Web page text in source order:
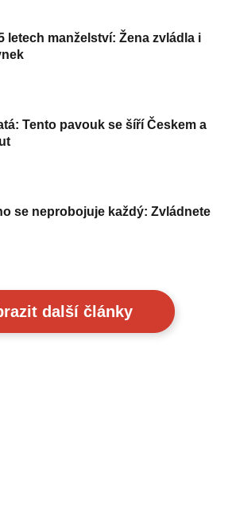
letech manželství: Žena zvládla i
Tento pavouk se šíří Českem a
se neprobojuje každý: Zvládnete
další články